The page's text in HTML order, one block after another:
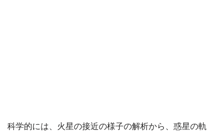
科学的には、火星の接近の様子の解析から、惑星の軌